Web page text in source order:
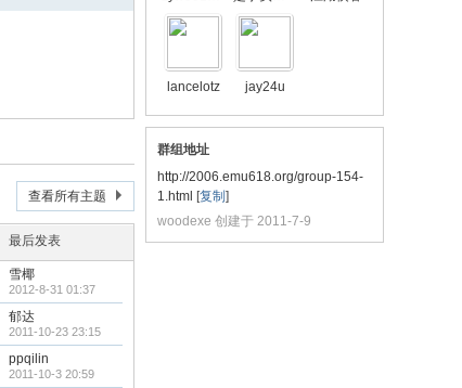
查看所有主题
最后发表
雪椰
2012-8-31 01:37
郁达
2011-10-23 23:15
ppqilin
2011-10-3 20:59
lancelotz jay24u
群组地址
http://2006.emu618.org/group-154-
1.html [复制 ]
woodexe 创建于 2011-7-9